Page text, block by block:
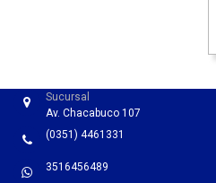
Sucursal
Av. Chacabuco 107
(0351) 4461331
3516456489